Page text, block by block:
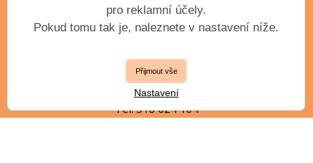
VEDENÍ ŠKOLY
ředitel
Ing. Petr Kollert, DiS.
Tel. 318 624 104
pro reklamní účely.
Pokud tomu tak je, naleznete v nastavení níže.
Přijmout vše
Nastavení